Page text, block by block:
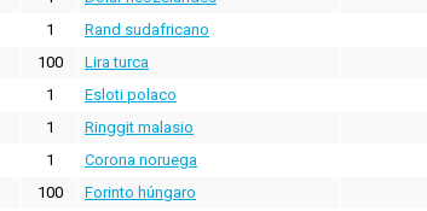
1 Rand sudafricano
100 Lira turca
1 Esloti polaco
1 Ringgit malasio
1 Corona noruega
100 Forinto húngaro